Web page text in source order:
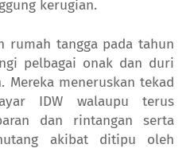
kerugian.
rumah tangga pada tahun
pelbagai onak dan duri
Mereka meneruskan tekad
IDW walaupu terus
dan rintangan serta
akibat ditipu oleh